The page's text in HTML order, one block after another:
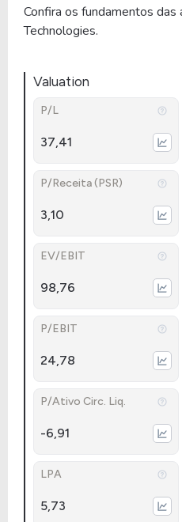
Confira os fundamentos das
Technologies.
Valuation
P/L
37,41
P/Receita (PSR)
3,10
EV/EBIT
98,76
P/EBIT
24,78
P/Ativo Circ. Liq.
-6,91
LPA
5,73